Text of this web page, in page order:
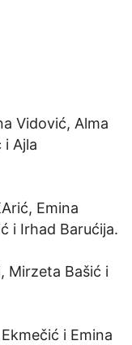
Vidović, Alma
i Ajla
Emina
i Irhad Barućija.
Mirzeta Bašić i
i Emina